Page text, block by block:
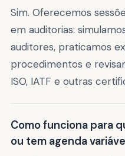
Sim. Oferecemos
em auditorias:
auditores, praticamos
procedimentos e
ISO, IATF e outras
Como funciona para
ou tem agenda